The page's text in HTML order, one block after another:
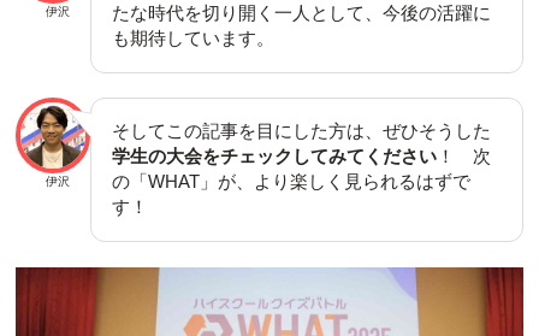
伊沢
たな時代を切り開く一人として、今後の活躍に
も期待しています。
伊沢
そしてこの記事を目にした方は、ぜひそうした
学生の大会をチェックしてみてください ！ 次
の「WHAT」が、より楽しく見られるはずで
す！